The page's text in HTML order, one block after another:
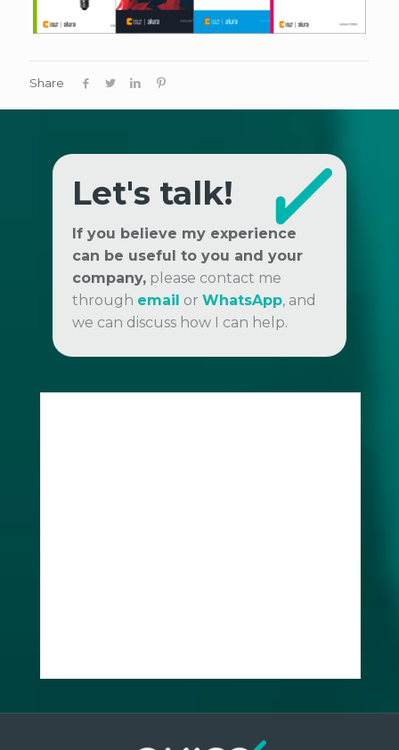
Share
Let's talk!
If you believe my experience
can be useful to you and your
company, please contact me
through email or WhatsApp, and
we can discuss how I can help.